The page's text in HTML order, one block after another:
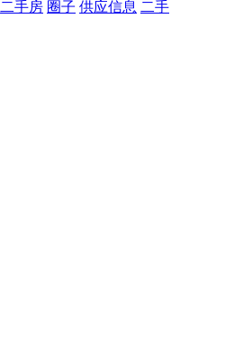
二手房 圈子 供应信息 二手